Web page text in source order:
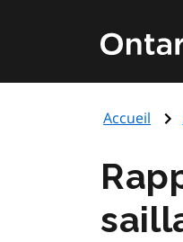
principal
Page
d'accueil
de
Accueil